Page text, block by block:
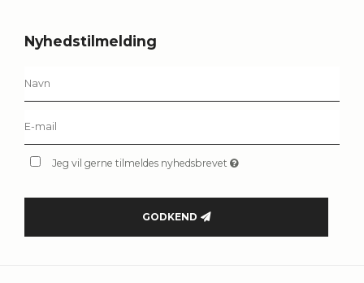
Nyhedstilmelding
Jeg vil gerne tilmeldes nyhedsbrevet
GODKEND